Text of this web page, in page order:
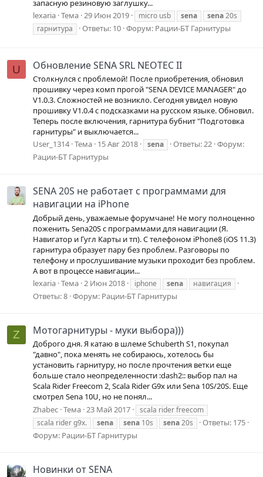
запасную резиновую заглушку...
lexaria Тема 29 Июн 2019 micro usb sena sena20s
гарнитура
Ответы: 10 Форум: Рации-БТ Гарнитуры
U Обновление SENA SRL NEOTEC II
Столкнулся с проблемой! После приобретения, обновил
прошивку через комп прогой "SENA DEVICE MANAGER" до
V1.0.3. Сложностей не возникло. Сегодня увидел новую
прошивку V1.0.4 с подсказками на русском языке. Обновил.
Теперь после включения, гарнитура бубнит "Подготовка
гарнитуры" и выключается...
User_1314 Тема 15 Авг 2018 sena Ответы: 22 Форум:
Рации-БТ Гарнитуры
SENA 20S не работает с программами для
навигации на iPhone
Добрый день, уважаемые форумчане! Не могу полноценно
поженить Sena20S с программами для навигации (Я.
Навигатор и Гугл Карты и тп). С телефоном iPhone8 (iOS 11.3)
гарнитура образует пару без проблем. Разговоры по
телефону и прослушивание музыки проходит без проблем.
А вот в процессе навигации...
lexaria Тема 2 Июн 2018 iphone sena навигация
Ответы: 8 Форум: Рации-БТ Гарнитуры
Z Мотогарнитуры - муки выбора)))
Доброго дня. Я катаю в шлеме Schuberth S1, покупал
"давно", пока менять не собираюсь, хотелось бы
установить гарнитуру, но после прочтения ветки еще
больше стало неопределенности :dash2:: выбор пал на
Scala Rider Freecom 2, Scala Rider G9x или Sena 10S/20S. Еще
смотрел Sena 10U, но не понял...
Zhabec Тема 23 Май 2017
scala rider freecom
scala rider g9x.
sena sena 10s sena20s
Ответы: 175
Форум: Рации-БТ Гарнитуры
Новинки от SENA